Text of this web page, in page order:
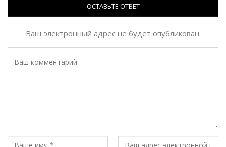
ОСТАВЬТЕ ОТВЕТ
Ваш электронный адрес не будет опубликован.